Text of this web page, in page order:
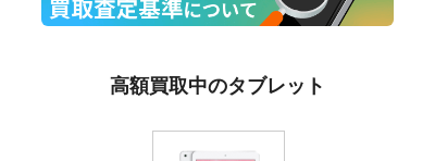
高額買取中のタブレット